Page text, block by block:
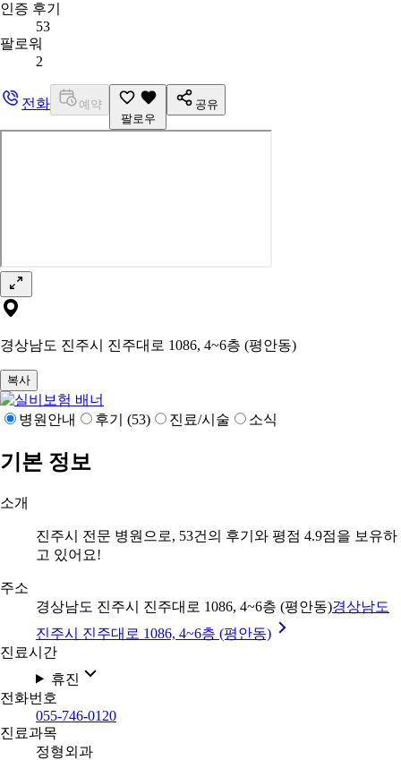
인증 후기
53
팔로워
2
전화
예약
팔로우
공유
경상남도 진주시 진주대로 1086, 4~6층 (평안동)
복사
병원안내 후기 (53) 진료/시술 소식
기본 정보
소개
진주시 전문 병원으로, 53건의 후기와 평점 4.9점을 보유하
고 있어요!
주소
경상남도 진주시 진주대로 1086, 4~6층 (평안동)경상남도
진주시 진주대로 1086, 4~6층 (평안동)
진료시간
휴진
전화번호
055-746-0120
진료과목
정형외과